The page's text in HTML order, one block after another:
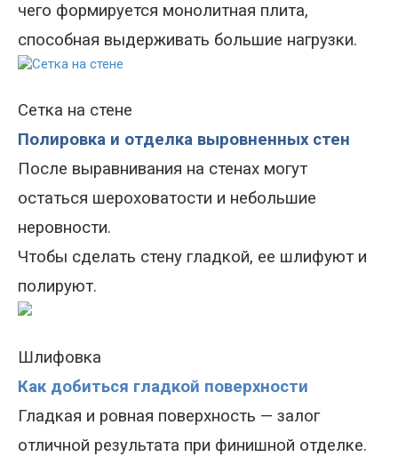
чего формируется монолитная плита,
способная выдерживать большие нагрузки.
Сетка на стене
Полировка и отделка выровненных стен
После выравнивания на стенах могут
остаться шероховатости и небольшие
неровности.
Чтобы сделать стену гладкой, ее шлифуют и
полируют.
Шлифовка
Как добиться гладкой поверхности
Гладкая и ровная поверхность — залог
отличной результата при финишной отделке.